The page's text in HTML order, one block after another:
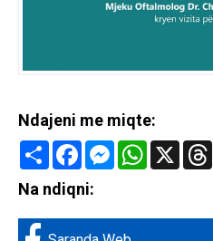
Ndajeni me miqte:
Share FacebookMessenger
WhatsApp
X
Na ndiqni: